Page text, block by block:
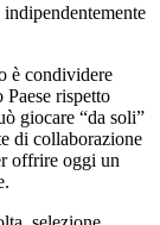
è condividere
rispetto
giocare “da soli”
di collaborazione
offrire oggi un